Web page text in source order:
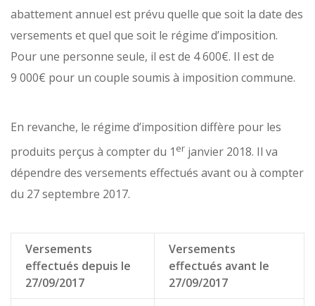
abattement annuel est prévu quelle que soit la date des
versements et quel que soit le régime d’imposition.
Pour une personne seule, il est de 4 600€. Il est de
9 000€ pour un couple soumis à imposition commune.
En revanche, le régime d’imposition diffère pour les
produits perçus à compter du 1 er janvier 2018. Il va
dépendre des versements effectués avant ou à compter
du 27 septembre 2017.
Versements
effectués depuis le
27/09/2017
Versements
effectués avant le
27/09/2017